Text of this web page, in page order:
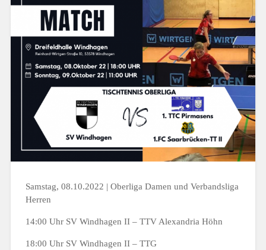
Samstag, 08.10.2022 | Oberliga Damen und Verbandsliga
Herren
14:00 Uhr SV Windhagen II – TTV Alexandria Höhn
18:00 Uhr SV Windhagen II – TTG